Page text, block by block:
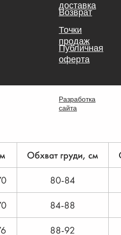
доставка
Возврат
Точки
продаж
Публичная
оферта
Разработка
сайта